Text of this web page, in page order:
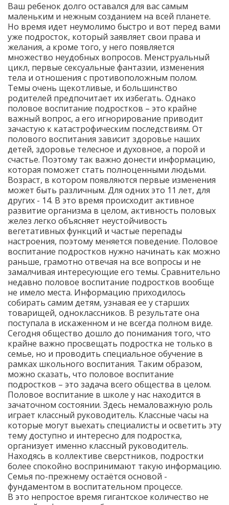
Ваш ребенок долго оставался для вас самым
маленьким и нежным созданием на всей планете.
Но время идет неумолимо быстро и вот перед вами
уже подросток, который заявляет свои права и
желания, а кроме того, у него появляется
множество неудобных вопросов. Менструальный
цикл, первые сексуальные фантазии, изменения
тела и отношения с противоположным полом.
Темы очень щекотливые, и большинство
родителей предпочитает их избегать. Однако
половое воспитание подростков – это крайне
важный вопрос, а его игнорирование приводит
зачастую к катастрофическим последствиям. От
полового воспитания зависит здоровье наших
детей, здоровье телесное и духовное, а порой и
счастье. Поэтому так важно донести информацию,
которая поможет стать полноценными людьми.
Возраст, в котором появляются первые изменения
может быть различным. Для одних это 11 лет, для
других - 14. В это время происходит активное
развитие организма в целом, активность половых
желез легко объясняет неустойчивость
вегетативных функций и частые перепады
настроения, поэтому меняется поведение. Половое
воспитание подростков нужно начинать как можно
раньше, грамотно отвечая на все вопросы и не
замалчивая интересующие его темы. Сравнительно
недавно половое воспитание подростков вообще
не имело места. Информацию приходилось
собирать самим детям, узнавая ее у старших
товарищей, одноклассников. В результате она
поступала в искаженном и не всегда полном виде.
Сегодня общество дошло до понимания того, что
крайне важно просвещать подростка не только в
семье, но и проводить специальное обучение в
рамках школьного воспитания. Таким образом,
можно сказать, что половое воспитание
подростков – это задача всего общества в целом.
Половое воспитание в школе у нас находится в
зачаточном состоянии. Здесь немаловажную роль
играет классный руководитель. Классные часы на
которые могут выехать специалисты и осветить эту
тему доступно и интересно для подростка,
организует именно классный руководитель.
Находясь в коллективе сверстников, подростки
более спокойно воспринимают такую информацию.
Семья по-прежнему остаётся основой -
фундаментом в воспитательном процессе.
В это непростое время гигантское количество не